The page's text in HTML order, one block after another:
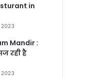
in
2023
Mandir :
रही है
2023